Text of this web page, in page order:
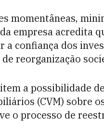
momentâneas,
empresa acredita
a confiança dos
de reorganização
a possibilidade
(CVM) sobre
o processo de